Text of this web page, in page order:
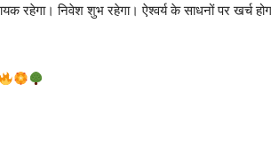
रहेगा। निवेश शुभ रहेगा। ऐश्वर्य के साधनों पर खर्च